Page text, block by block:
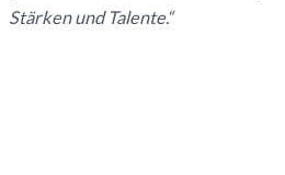
Stärken und Talente.“